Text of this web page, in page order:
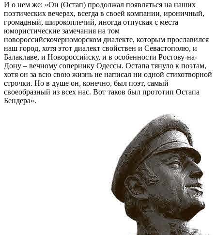
И о нем же: «Он (Остап) продолжал появляться на наших
поэтических вечерах, всегда в своей компании, ироничный,
громадный, широкоплечий, иногда отпуская с места
юмористические замечания на том
новороссийскочерноморском диалекте, которым прославился
наш город, хотя этот диалект свойствен и Севастополю, и
Балаклаве, и Новороссийску, и в особенности Ростову-на-
Дону – вечному сопернику Одессы. Остапа тянуло к поэтам,
хотя он за всю свою жизнь не написал ни одной стихотворной
строчки. Но в душе он, конечно, был поэт, самый
своеобразный из всех нас. Вот таков был прототип Остапа
Бендера».